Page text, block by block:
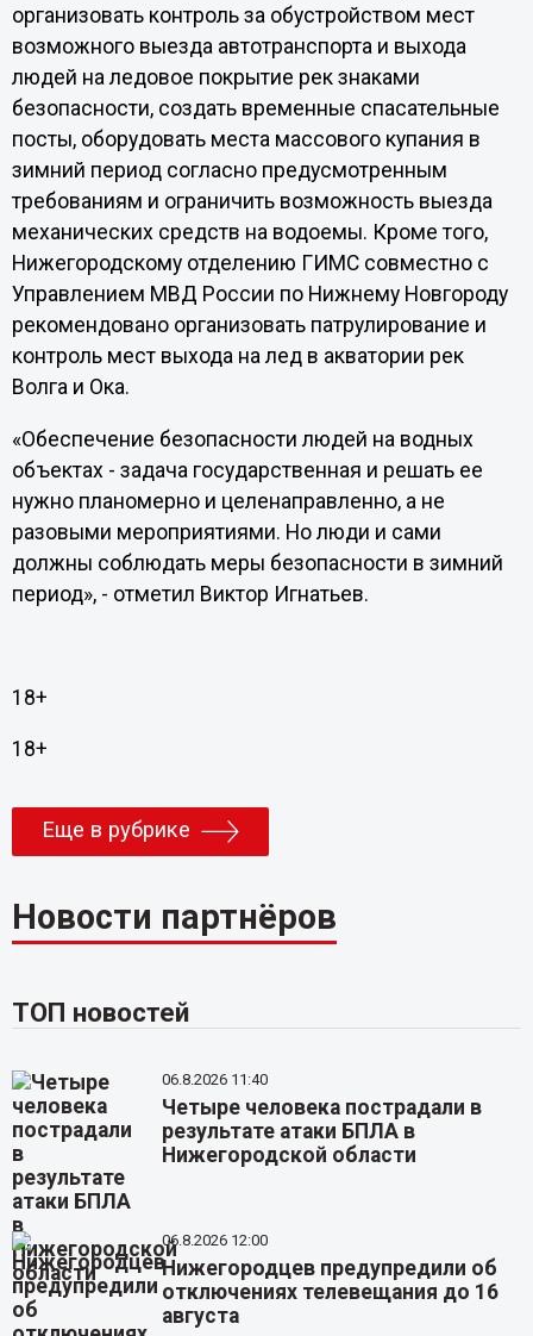
организовать контроль за обустройством мест
возможного выезда автотранспорта и выхода
людей на ледовое покрытие рек знаками
безопасности, создать временные спасательные
посты, оборудовать места массового купания в
зимний период согласно предусмотренным
требованиям и ограничить возможность выезда
механических средств на водоемы. Кроме того,
Нижегородскому отделению ГИМС совместно с
Управлением МВД России по Нижнему Новгороду
рекомендовано организовать патрулирование и
контроль мест выхода на лед в акватории рек
Волга и Ока.
«Обеспечение безопасности людей на водных
объектах - задача государственная и решать ее
нужно планомерно и целенаправленно, а не
разовыми мероприятиями. Но люди и сами
должны соблюдать меры безопасности в зимний
период», - отметил Виктор Игнатьев.
18+
18+
Еще в рубрике
Новости партнёров
ТОП новостей
06.8.2026 11:40
Четыре человека пострадали в
результате атаки БПЛА в
Нижегородской области
06.8.2026 12:00
Нижегородцев предупредили об
отключениях телевещания до 16
августа